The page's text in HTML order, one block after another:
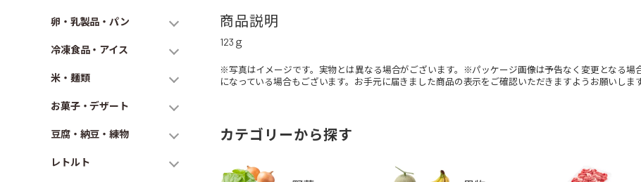
卵・乳製品・パン
冷凍食品・アイス
米・麺類
お菓子・デザート
豆腐・納豆・練物
レトルト
商品説明
123ｇ
※写真はイメージです。実物とは異なる場合がございます。※パッケージ画像は予告なく変更となる場
になっている場合もございます。お手元に届きました商品の表示をご確認いただきますようお願いします
カテゴリーから探す